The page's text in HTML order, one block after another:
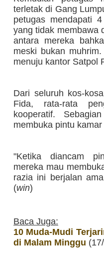
terletak di Gang
petugas mendapati
yang tidak membawa
antara mereka
meski bukan
menuju kantor Satpol
Dari seluruh kos-
Fida, rata-rata
kooperatif.
membuka pintu
"Ketika diancam
mereka mau
razia ini berjalan
(win)
Baca Juga:
10 Muda-Mudi
di Malam Minggu